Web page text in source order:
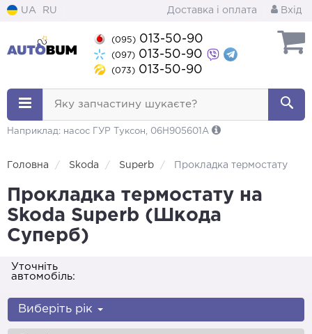
UA RU Доставка і оплата Вхід
(095) 013-50-90
(097) 013-50-90
(073) 013-50-90
Яку запчастину шукаєте?
Наприклад: насос ГУР Туксон, 06H905601A
Головна Skoda Superb Прокладка термостату
Прокладка термостату на
Skoda Superb (Шкода
Суперб)
Уточніть
автомобіль:
Виберіть рік